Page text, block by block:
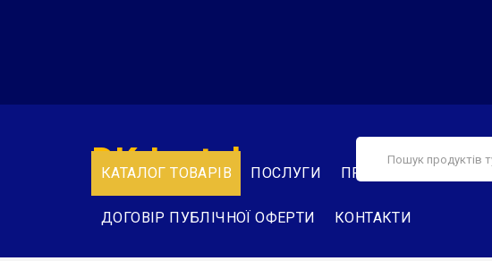
КАТАЛОГ ТОВАРІВ ПОСЛУГИ ПРО НАС
ДОГОВІР ПУБЛІЧНОЇ ОФЕРТИ КОНТАКТИ
DK-Instal